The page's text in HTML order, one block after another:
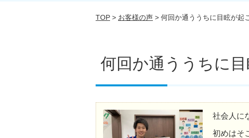
TOP > お客様の声 > 何回か通ううちに目眩が起
何回か通ううちに
社会人に
初めはそ